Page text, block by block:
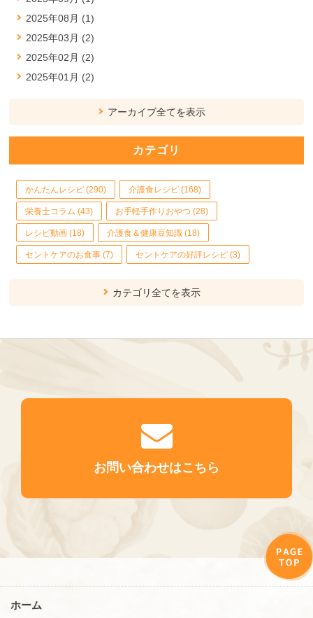
2025年08月 (1)
2025年03月 (2)
2025年02月 (2)
2025年01月 (2)
アーカイブ全てを表示
カテゴリ
かんたんレシピ (290) 介護食レシピ (168)
栄養士コラム (43) お手軽手作りおやつ (28)
レシピ動画 (18) 介護食＆健康豆知識 (18)
セントケアのお食事 (7) セントケアの好評レシピ (3)
カテゴリ全てを表示
お問い合わせはこちら
ホーム